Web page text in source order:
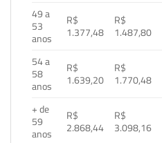
49 a
53
anos
R$
1.377,48
R$
1.487,80
54 a
58
anos
R$
1.639,20
R$
1.770,48
+ de
59
anos
R$
2.868,44
R$
3.098,16